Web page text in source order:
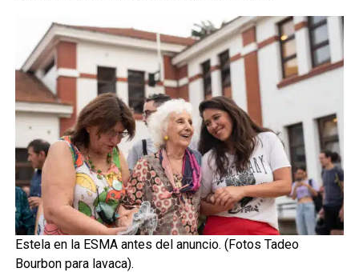
Estela en la ESMA antes del anuncio. (Fotos Tadeo
Bourbon para lavaca).